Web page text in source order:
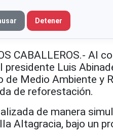
Detener
CABALLEROS.- Al
presidente Luis
de Medio Ambiente y
de reforestación.
de manera
Altagracia, bajo un